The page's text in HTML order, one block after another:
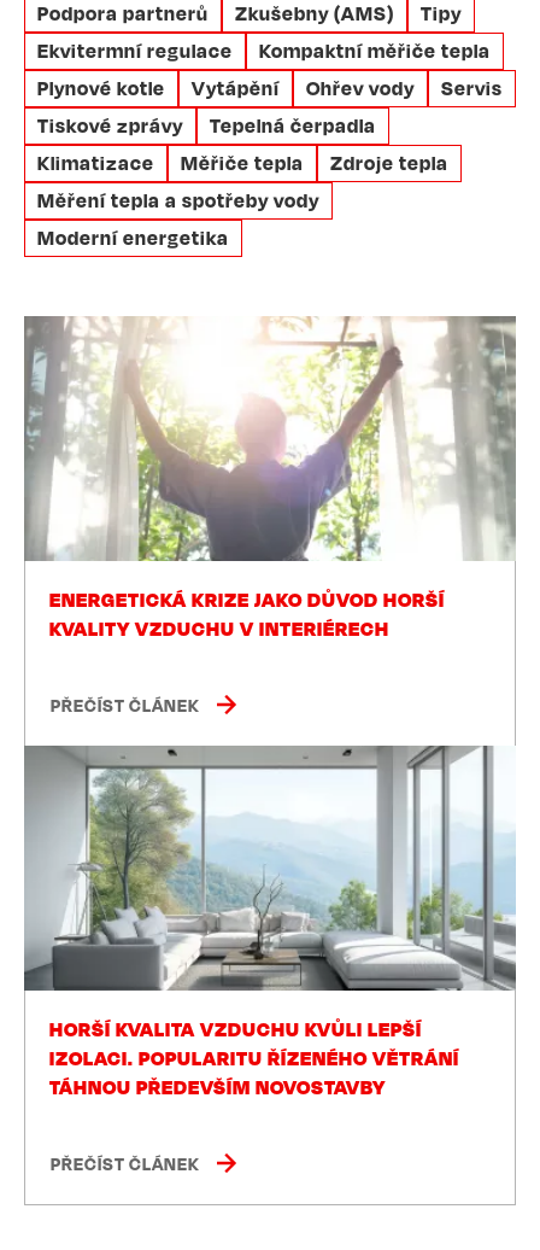
Podpora partnerů
Zkušebny (AMS)
Tipy
Ekvitermní regulace
Kompaktní měřiče tepla
Plynové kotle
Vytápění Ohřev vody
Servis
Tiskové zprávy
Tepelná čerpadla
Klimatizace
Měřiče tepla
Zdroje tepla
Měření tepla a spotřeby vody
Moderní energetika
ENERGETICKÁ KRIZE JAKO DŮVOD HORŠÍ
KVALITY VZDUCHU V INTERIÉRECH
PŘEČÍST ČLÁNEK
HORŠÍ KVALITA VZDUCHU KVŮLI LEPŠÍ
IZOLACI. POPULARITU ŘÍZENÉHO VĚTRÁNÍ
TÁHNOU PŘEDEVŠÍM NOVOSTAVBY
PŘEČÍST ČLÁNEK